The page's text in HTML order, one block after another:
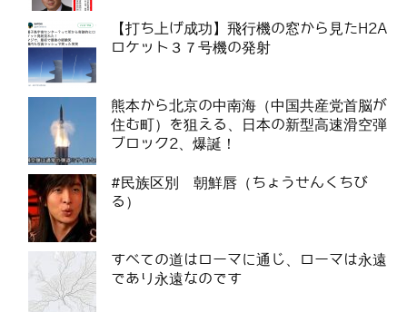
【打ち上げ成功】飛行機の窓から見たH2A
ロケット３７号機の発射
熊本から北京の中南海（中国共産党首脳が
住む町）を狙える、日本の新型高速滑空弾
ブロック2、爆誕！
#民族区別 朝鮮唇（ちょうせんくちび
る）
すべての道はローマに通じ、ローマは永遠
であり永遠なのです